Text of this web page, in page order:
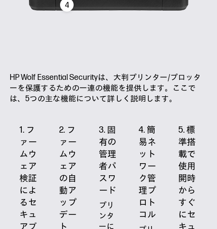
4
HP Wolf Essential Securityは、大判プリンター/プロッタ
ーを保護するための一連の機能を提供します。ここで
は、5つの主な機能について詳しく説明します。
1. フ
ァー
ムウ
ェア
検証
によ
る セ
キュ
アブ
2. フ
ァー
ムウ
ェア
の自
動ア
ップ
デー
ト
3. 固
有の
管理
者パ
スワ
ード
プリ
ンタ
ーに
4. 簡
易ネ
ット
ワー
ク管
理プ
ロト
コル
5. 標
準搭
載で
使用
開時
から
すぐ
にセ
キュ